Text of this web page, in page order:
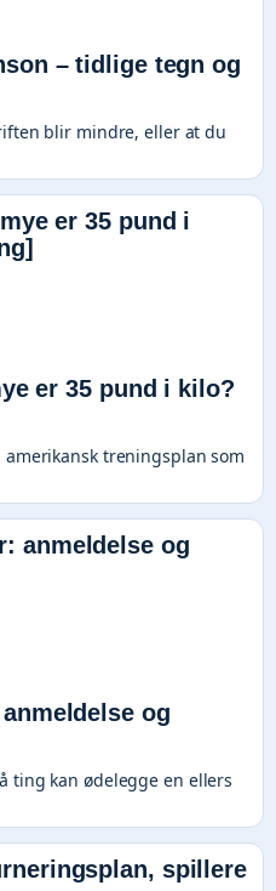
– tidlige tegn og
blir mindre, eller at du
er 35 pund i kilo?
treningsplan som
og
ting kan ødelegge en ellers